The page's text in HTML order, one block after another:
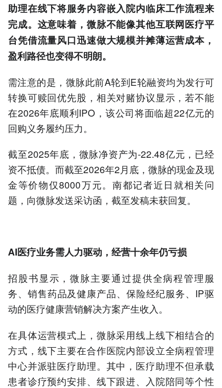
助理在线下将服务内容嵌入院内临床工作流程来
完成。这意味着，微脉不能像其他互联网医疗平
台凭借流量风口迅速做大规模并摊薄运营成本，
盈利路径也变得不明朗。
需注意的是，微脉此前A轮到E轮融资均为发行可
转换可赎回优先股，相关对赌协议显示，若不能
在2026年底顺利IPO，该公司将面临超22亿元的
回购义务履约压力。
截至2025年底，微脉净资产为-22.48亿元，已经
资不抵债。而截至2026年2月底，微脉的现金及现
金等价物仅8000万元。南都记者近日就相关问
题，向微脉发送采访函，截至发稿未获回复。
AI医疗业务需人力驱动，经营十余年仍亏损
招股书显示，微脉主要通过提供全病程管理服
务、销售药品及健康产品、保险经纪服务、IP驱
动的医疗健康营销解决方案产生收入。
在具体运营模式上，微脉采用线上线下相结合的
方式，线下主要在合作医院内部设立全病程管理
中心并派驻医疗助理。其中，医疗助理不但承载
患者诊疗预约安排、线下跟进、入院陪同等个性